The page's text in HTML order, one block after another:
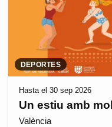
DEPORTES
Hasta el 30 sep 2026
Un estiu amb
València